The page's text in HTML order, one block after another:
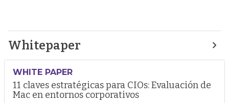
Whitepaper
WHITE PAPER
11 claves estratégicas para CIOs: Evaluación de
Mac en entornos corporativos